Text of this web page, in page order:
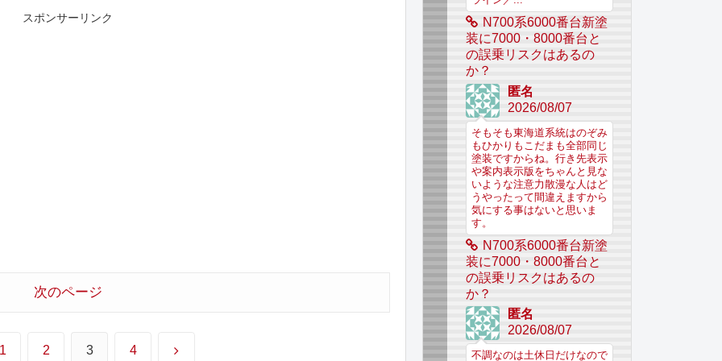
スポンサーリンク
次のページ
2 3 4 次
N700系6000番台新塗
装に7000・8000番台と
の誤乗リスクはあるの
か？
匿名
2026/08/07
そもそも東海道系統はのぞみ
もひかりもこだまも全部同じ
塗装ですからね。行き先表示
や案内表示版をちゃんと見な
いような注意力散漫な人はど
うやったって間違えますから
気にする事はないと思いま
す。
N700系6000番台新塗
装に7000・8000番台と
の誤乗リスクはあるの
か？
匿名
2026/08/07
不調なのは土休日だけなので